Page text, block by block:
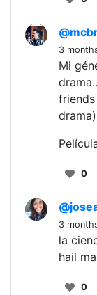
3
Mi
drama)
0
3
la
hail
0